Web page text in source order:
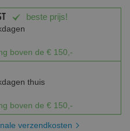
beste prijs!
boven de € 150,-
thuis
boven de € 150,-
verzendkosten